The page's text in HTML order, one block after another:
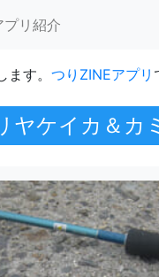
プリ紹介
す。 つりZINEアプリ
ヤケイカ＆カ